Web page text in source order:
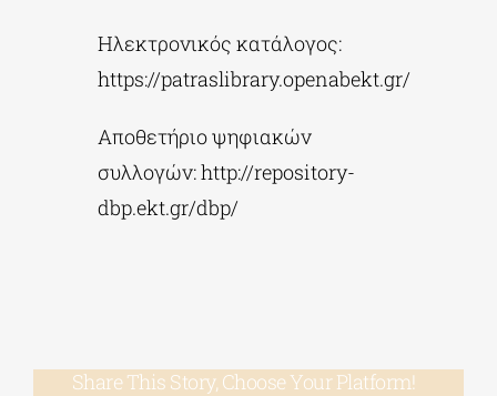
Ηλεκτρονικός κατάλογος:
https://patraslibrary.openabekt.gr/
Αποθετήριο ψηφιακών
συλλογών: http://repository-
dbp.ekt.gr/dbp/
Share This Story, Choose Your Platform!